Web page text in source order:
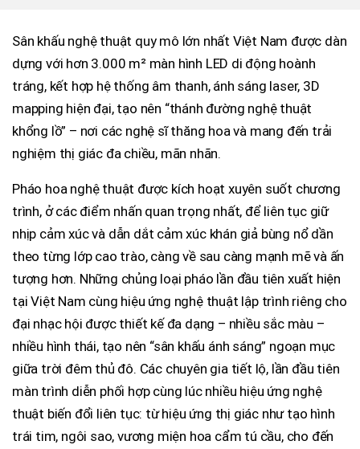
Sân khấu nghệ thuật quy mô lớn nhất Việt Nam được dàn
dựng với hơn 3.000 m² màn hình LED di động hoành
tráng, kết hợp hệ thống âm thanh, ánh sáng laser, 3D
mapping hiện đại, tạo nên “thánh đường nghệ thuật
khổng lồ” – nơi các nghệ sĩ thăng hoa và mang đến trải
nghiệm thị giác đa chiều, mãn nhãn.
Pháo hoa nghệ thuật được kích hoạt xuyên suốt chương
trình, ở các điểm nhấn quan trọng nhất, để liên tục giữ
nhịp cảm xúc và dẫn dắt cảm xúc khán giả bùng nổ dần
theo từng lớp cao trào, càng về sau càng mạnh mẽ và ấn
tượng hơn. Những chủng loại pháo lần đầu tiên xuất hiện
tại Việt Nam cùng hiệu ứng nghệ thuật lập trình riêng cho
đại nhạc hội được thiết kế đa dạng – nhiều sắc màu –
nhiều hình thái, tạo nên “sân khấu ánh sáng” ngoạn mục
giữa trời đêm thủ đô. Các chuyên gia tiết lộ, lần đầu tiên
màn trình diễn phối hợp cùng lúc nhiều hiệu ứng nghệ
thuật biến đổi liên tục: từ hiệu ứng thị giác như tạo hình
trái tim, ngôi sao, vương miện hoa cẩm tú cầu, cho đến